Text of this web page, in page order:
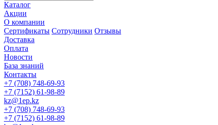
Каталог
Акции
О компании
Сертификаты Сотрудники Отзывы
Доставка
Оплата
Новости
База знаний
Контакты
+7 (708) 748-69-93
+7 (7152) 61-98-89
kz@1ep.kz
+7 (708) 748-69-93
+7 (7152) 61-98-89